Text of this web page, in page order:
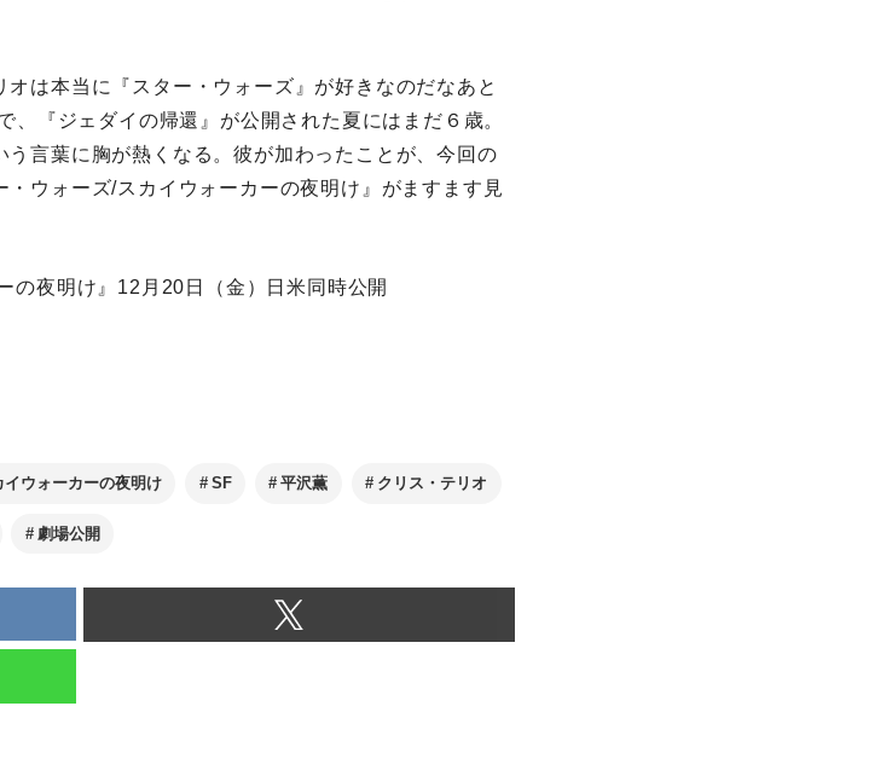
は本当に『スター・ウォーズ』が好きなのだなあと
『ジェダイの帰還』が公開された夏にはまだ６歳。
言葉に胸が熱くなる。彼が加わったことが、今回の
ウォーズ/スカイウォーカーの夜明け』がますます見
の夜明け』12月20日（金）日米同時公開
イウォーカーの夜明け SF 平沢薫 クリス・テリオ
劇場公開